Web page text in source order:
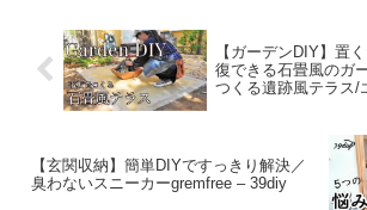
【ガーデンDIY】置
復できる石畳風のガ
つくる遺跡風テラス/
【玄関収納】簡単DIYですっきり解決／
臭わないスニーカーgremfree – 39diy